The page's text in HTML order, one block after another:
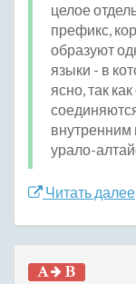
целое
префикс,
образуют
языки - в
ясно, так
урало-
Читать далее